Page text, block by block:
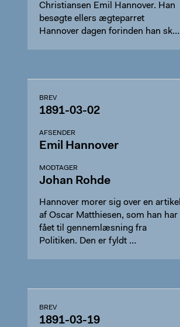
Christiansen Emil Hannover. Han
besøgte ellers ægteparret
Hannover dagen forinden han sk…
BREV
1891-03-02
AFSENDER
Emil Hannover
MODTAGER
Johan Rohde
Hannover morer sig over en artikel
af Oscar Matthiesen, som han har
fået til gennemlæsning fra
Politiken. Den er fyldt …
BREV
1891-03-19